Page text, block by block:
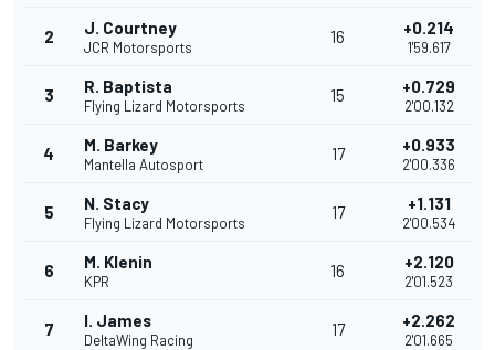
2 J. Courtney
JCR Motorsports
16 +0.214
1'59.617
3 R. Baptista
Flying Lizard Motorsports
15 +0.729
2'00.132
4 M. Barkey
Mantella Autosport
17 +0.933
2'00.336
5 N. Stacy
Flying Lizard Motorsports
17 +1.131
2'00.534
6 M. Klenin
KPR
16 +2.120
2'01.523
7 I. James
DeltaWing Racing
17 +2.262
2'01.665